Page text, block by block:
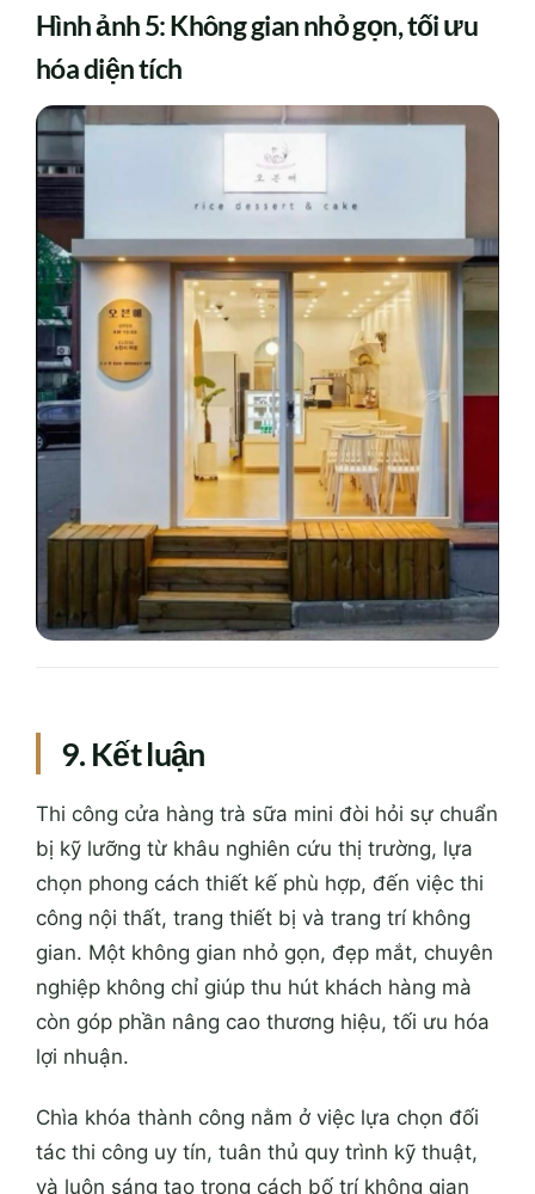
Hình ảnh 5: Không gian nhỏ gọn, tối ưu
hóa diện tích
9. Kết luận
Thi công cửa hàng trà sữa mini đòi hỏi sự chuẩn
bị kỹ lưỡng từ khâu nghiên cứu thị trường, lựa
chọn phong cách thiết kế phù hợp, đến việc thi
công nội thất, trang thiết bị và trang trí không
gian. Một không gian nhỏ gọn, đẹp mắt, chuyên
nghiệp không chỉ giúp thu hút khách hàng mà
còn góp phần nâng cao thương hiệu, tối ưu hóa
lợi nhuận.
Chìa khóa thành công nằm ở việc lựa chọn đối
tác thi công uy tín, tuân thủ quy trình kỹ thuật,
và luôn sáng tạo trong cách bố trí không gian